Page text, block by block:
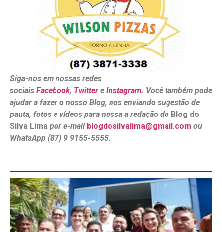
Siga-nos em nossas redes
sociais Facebook, Twitter e Instagram. Você também pode
ajudar a fazer o nosso Blog, nos enviando sugestão de
pauta, fotos e vídeos para nossa a redação do Blog do
Silva Lima por e-mail blogdosilvalima@gmail.com ou
WhatsApp (87) 9 9155-5555.